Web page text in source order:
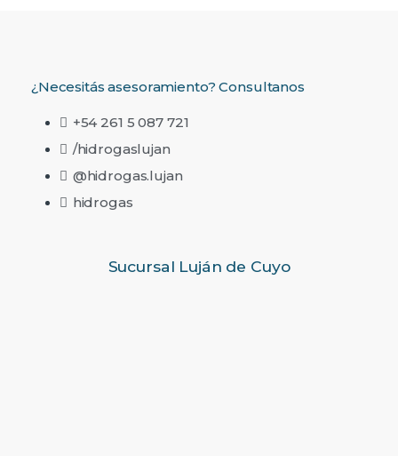
¿Necesitás asesoramiento? Consultanos
+54 261 5 087 721
/hidrogaslujan
@hidrogas.lujan
hidrogas
Sucursal Luján de Cuyo